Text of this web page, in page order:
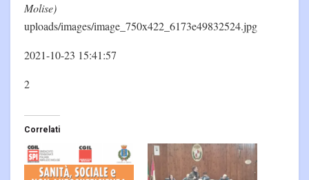
Molise)
uploads/images/image_750x422_6173e49832524.jpg
2021-10-23 15:41:57
2
Correlati